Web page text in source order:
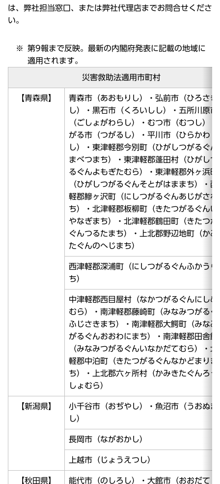
は、弊社担当窓口、または弊社代理店までお問合せくださ
い。
第9報まで反映。最新の内閣府発表に記載の地域に
適用されます。
災害救助法適用市町村
【青森県】
青森市（あおもりし）・弘前市（ひろさき
し）・黒石市（くろいしし）・五所川原市
（ごしょがわらし）・むつ市（むつし）・
がる市（つがるし）・平川市（ひらかわ
し）・東津軽郡今別町（ひがしつがるぐん
まべつまち）・東津軽郡蓬田村（ひがしつ
るぐんよもぎたむら）・東津軽郡外ヶ浜町
（ひがしつがるぐんそとがはままち）・西
軽郡鰺ヶ沢町（にしつがるぐんあじがさわ
ち）・北津軽郡板柳町（きたつがるぐんい
やなぎまち）・北津軽郡鶴田町（きたつが
ぐんつるたまち）・上北郡野辺地町（かみ
たぐんのへじまち）
西津軽郡深浦町（にしつがるぐんふかうら
ち）
中津軽郡西目屋村（なかつがるぐんにしめ
むら）・南津軽郡藤崎町（みなみつがるぐ
ふじさきまち）・南津軽郡大鰐町（みなみ
がるぐんおおわにまち）・南津軽郡田舎館
（みなみつがるぐんいなかだてむら）・北
軽郡中泊町（きたつがるぐんなかどまりま
ち）・上北郡六ヶ所村（かみきたぐんろっ
しょむら）
【新潟県】
小千谷市（おぢやし）・魚沼市（うおぬま
し）
長岡市（ながおかし）
上越市（じょうえつし）
【秋田県】 能代市（のしろし）・大館市（おおだて